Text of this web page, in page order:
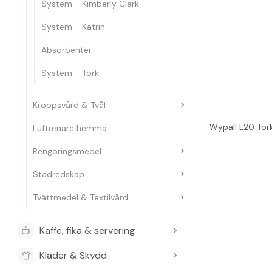
System - Kimberly Clark
System - Katrin
Absorbenter
System - Tork
Kroppsvård & Tvål
Luftrenare hemma
Rengöringsmedel
Städredskap
Tvättmedel & Textilvård
Kaffe, fika & servering
Kläder & Skydd
Wypall L20